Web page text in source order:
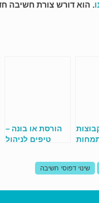
. הוא דורש צורת חשיבה
הורסת או בונה –
טיפים לניהול
לחופש הגדול ♣
שינוי דפוסי חשיבה